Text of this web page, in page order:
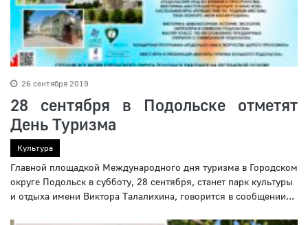
26 сентября 2019
28 сентября в Подольске отметят
День Туризма
Культура
Главной площадкой Международного дня туризма в Городском
округе Подольск в субботу, 28 сентября, станет парк культуры
и отдыха имени Виктора Талалихина, говорится в сообщении...